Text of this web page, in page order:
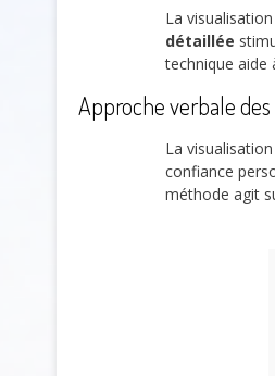
La
détaillée
technique aide
Approche verbale
La
confiance
méthode agit